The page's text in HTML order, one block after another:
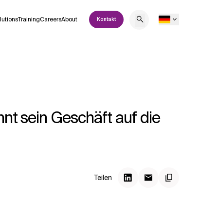
TrainingCareersAbout Kontakt
sein Geschäft auf die
Teilen